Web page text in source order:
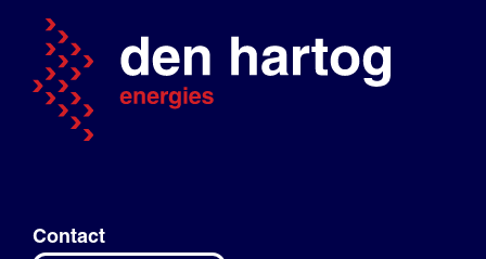
Contact